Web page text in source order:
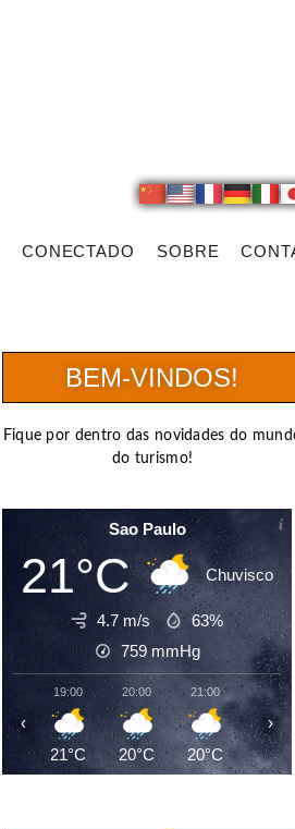
CONECTADO SOBRE
BEM-VINDOS!
Fique por dentro das novidades do
do turismo!
Sao Paulo
21°C Chuvisco
4.7 m/s
63%
759 mmHg
19:00
21°C
20:00
20°C
21:00
20°C
22:00
19°C
‹ ›